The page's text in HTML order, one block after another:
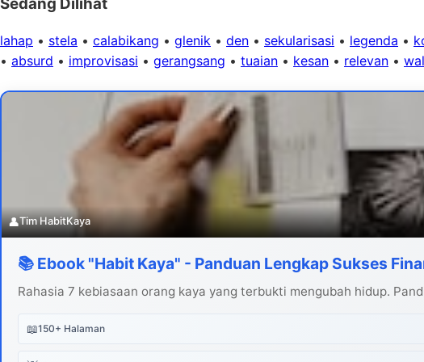
lahap • stela • calabikang • glenik • den • sekularisasi • legenda •
• absurd • improvisasi • gerangsang • tuaian • kesan • relevan •
👤Tim HabitKaya
📚 Ebook "Habit Kaya" - Panduan Lengkap Sukses
Rahasia 7 kebiasaan orang kaya yang terbukti mengubah hidup.
📖150+ Halaman